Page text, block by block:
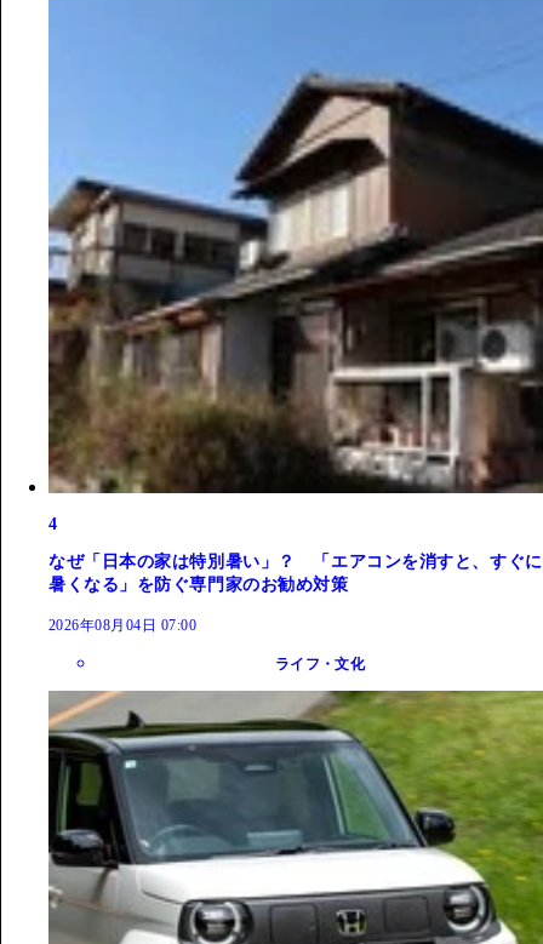
4
なぜ「日本の家は特別暑い」？ 「エアコンを消すと、すぐに
暑くなる」を防ぐ専門家のお勧め対策
2026年08月04日 07:00
ライフ・文化